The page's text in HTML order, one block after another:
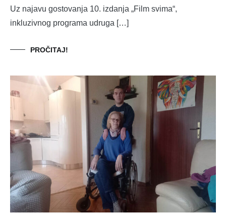
Uz najavu gostovanja 10. izdanja „Film svima“,
inkluzivnog programa udruga […]
PROČITAJ!